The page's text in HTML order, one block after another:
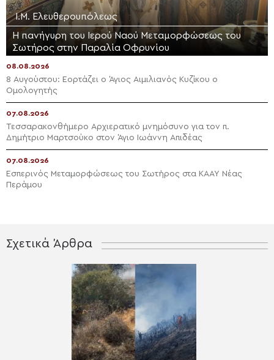
Ι.Μ. Ελευθερουπόλεως
Η πανήγυρη του Ιερού Ναού Μεταμορφώσεως του
Σωτήρος στην Παραλία Οφρυνίου
08.08.2026
8 Αυγούστου: Εορτάζει ο Άγιος Αιμιλιανός Κυζίκου ο
Ομολογητής
07.08.2026
Τεσσαρακονθήμερο Αρχιερατικό μνημόσυνο για τον π.
Δημήτριο Μαρτσούκο στον Άγιο Ιωάννη Απιδέας
07.08.2026
Εσπερινός Μεταμορφώσεως του Σωτήρος στα ΚΑΑΥ Νέας
Περάμου
Σχετικά Άρθρα